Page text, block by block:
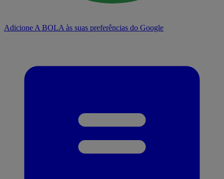
Adicione A BOLA às suas preferências do Google